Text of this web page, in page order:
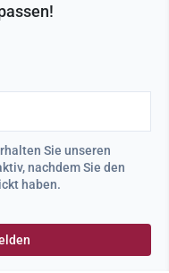
Sie unseren
nachdem Sie den
haben.